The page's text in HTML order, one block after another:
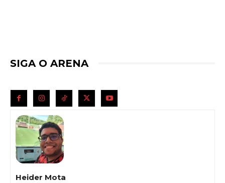
SIGA O ARENA
Heider Mota